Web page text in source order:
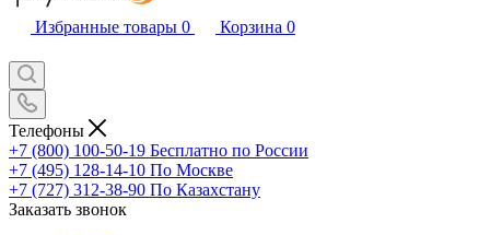
Избранные товары 0 Корзина 0
Телефоны
+7 (800) 100-50-19 Бесплатно по России
+7 (495) 128-14-10 По Москве
+7 (727) 312-38-90 По Казахстану
Заказать звонок